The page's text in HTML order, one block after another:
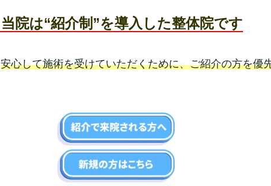
当院は“紹介制”を導入した整体院です
安心して施術を受けていただくために、ご紹介の方を優